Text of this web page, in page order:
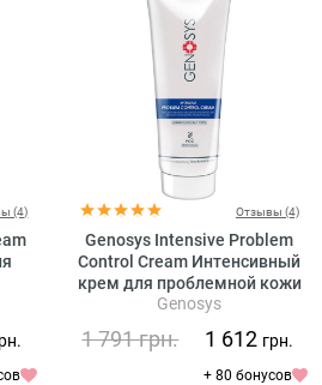
(4) Отзывы (4)
Genosys Intensive Problem
Control Cream Интенсивный
крем для проблемной кожи
Genosys
1 791грн. 1 612 грн.
+ 80 бонусов